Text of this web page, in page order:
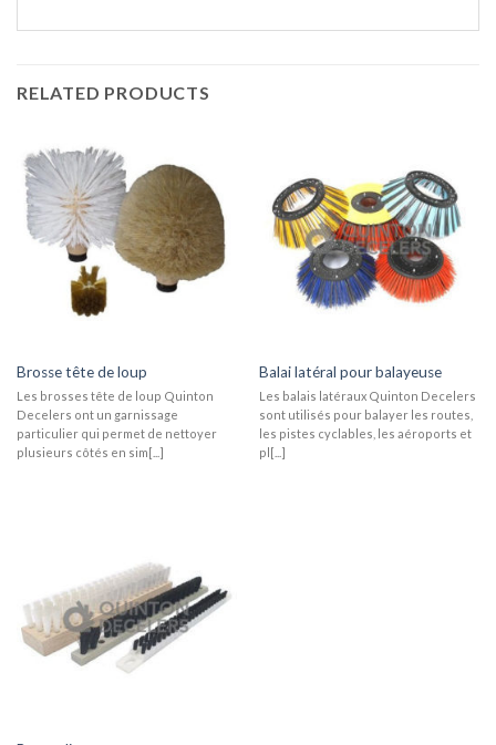
RELATED PRODUCTS
Brosse tête de loup
Les brosses tête de loup Quinton
Decelers ont un garnissage
particulier qui permet de nettoyer
plusieurs côtés en sim[...]
Balai latéral pour balayeuse
Les balais latéraux Quinton Decelers
sont utilisés pour balayer les routes,
les pistes cyclables, les aéroports et
pl[...]